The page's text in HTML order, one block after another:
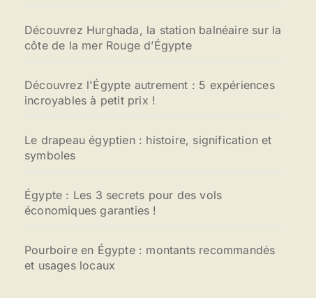
Découvrez Hurghada, la station balnéaire sur la
côte de la mer Rouge d’Égypte
Découvrez l'Égypte autrement : 5 expériences
incroyables à petit prix !
Le drapeau égyptien : histoire, signification et
symboles
Égypte : Les 3 secrets pour des vols
économiques garanties !
Pourboire en Égypte : montants recommandés
et usages locaux